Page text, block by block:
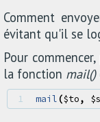
Comment
évitant qu'il se
Pour
la fonction mail()
1 mail($to,